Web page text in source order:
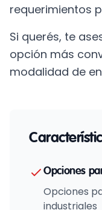
requerimientos
Si querés, te
opción más
modalidad de
Opciones
Opciones
industriales